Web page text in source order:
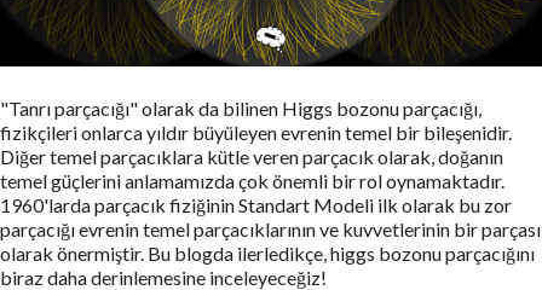
"Tanrı parçacığı" olarak da bilinen Higgs bozonu parçacığı,
fizikçileri onlarca yıldır büyüleyen evrenin temel bir bileşenidir.
Diğer temel parçacıklara kütle veren parçacık olarak, doğanın
temel güçlerini anlamamızda çok önemli bir rol oynamaktadır.
1960'larda parçacık fiziğinin Standart Modeli ilk olarak bu zor
parçacığı evrenin temel parçacıklarının ve kuvvetlerinin bir parçası
olarak önermiştir. Bu blogda ilerledikçe, higgs bozonu parçacığını
biraz daha derinlemesine inceleyeceğiz!